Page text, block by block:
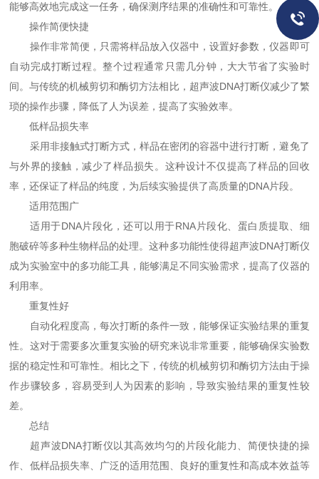
能够高效地完成这一任务，确保测序结果的准确性和可靠性。
操作简便快捷
操作非常简便，只需将样品放入仪器中，设置好参数，仪器即可
自动完成打断过程。整个过程通常只需几分钟，大大节省了实验时
间。与传统的机械剪切和酶切方法相比，超声波DNA打断仪减少了繁
琐的操作步骤，降低了人为误差，提高了实验效率。
低样品损失率
采用非接触式打断方式，样品在密闭的容器中进行打断，避免了
与外界的接触，减少了样品损失。这种设计不仅提高了样品的回收
率，还保证了样品的纯度，为后续实验提供了高质量的DNA片段。
适用范围广
适用于DNA片段化，还可以用于RNA片段化、蛋白质提取、细
胞破碎等多种生物样品的处理。这种多功能性使得超声波DNA打断仪
成为实验室中的多功能工具，能够满足不同实验需求，提高了仪器的
利用率。
重复性好
自动化程度高，每次打断的条件一致，能够保证实验结果的重复
性。这对于需要多次重复实验的研究来说非常重要，能够确保实验数
据的稳定性和可靠性。相比之下，传统的机械剪切和酶切方法由于操
作步骤较多，容易受到人为因素的影响，导致实验结果的重复性较
差。
总结
超声波DNA打断仪以其高效均匀的片段化能力、简便快捷的操
作、低样品损失率、广泛的适用范围、良好的重复性和高成本效益等